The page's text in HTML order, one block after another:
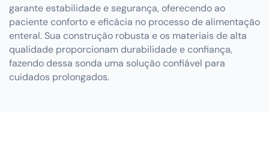
garante estabilidade e segurança, oferecendo ao
paciente conforto e eficácia no processo de alimentação
enteral. Sua construção robusta e os materiais de alta
qualidade proporcionam durabilidade e confiança,
fazendo dessa sonda uma solução confiável para
cuidados prolongados.